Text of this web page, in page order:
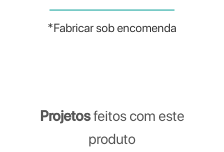
*Fabricar sobencomenda
Projetosfeitos com este
produto